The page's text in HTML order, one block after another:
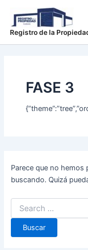
contenido
Registro de la
FASE 3
Parece que no
buscando. Quizá
por: